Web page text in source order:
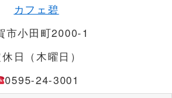
カフェ碧
市小田町2000-1
日（木曜日）
0595-24-3001